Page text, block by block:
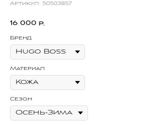
Артикул: 50503857
16 000 р.
Бренд
Материал
Сезон